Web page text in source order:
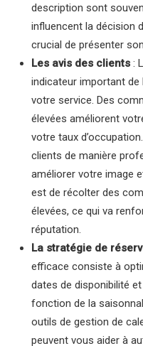
description sont
influencent la décision
crucial de présenter
Les avis des clients :
indicateur important
votre service. Des
élevées améliorent
votre taux
clients de manière
améliorer votre image
est de récolter des
élevées, ce qui va
réputation.
La stratégie de
efficace consiste à
dates de disponibilité
fonction de la
outils de gestion de
peuvent vous aider à